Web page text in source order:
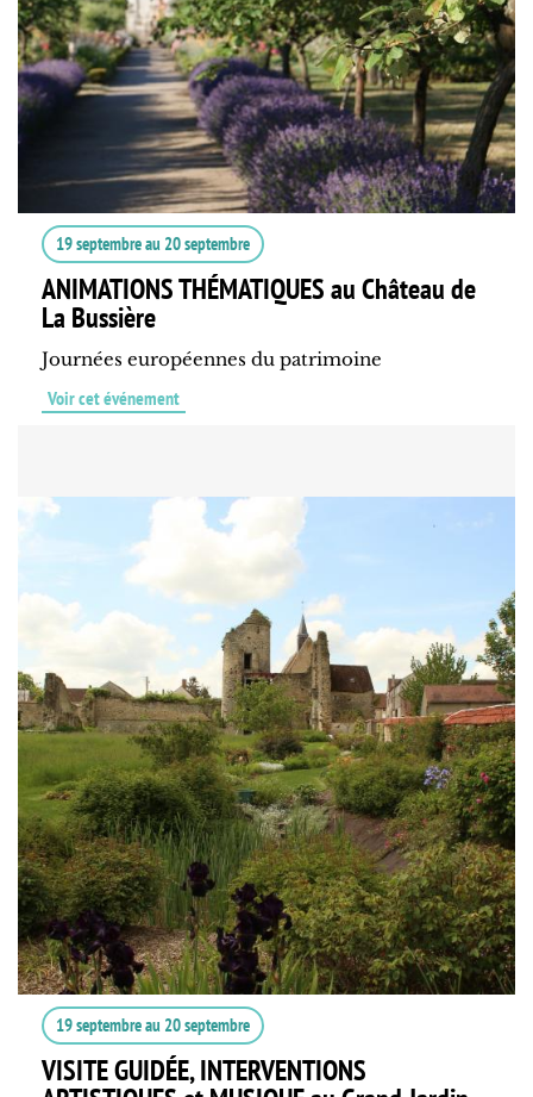
19 septembreau 20 septembre
ANIMATIONS THÉMATIQUES au Château de
La Bussière
Journées européennes du patrimoine
Voir cet événement
19 septembreau 20 septembre
VISITE GUIDÉE, INTERVENTIONS